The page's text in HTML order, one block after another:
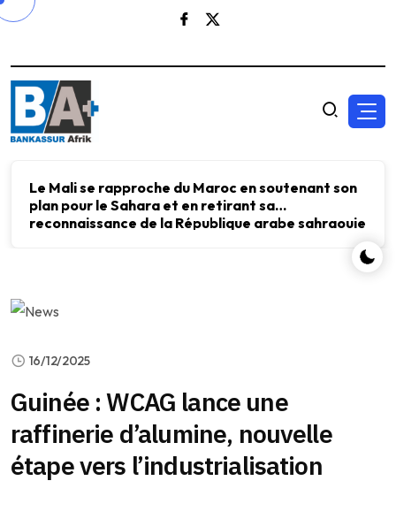
Le Mali se rapproche du Maroc en soutenant son
plan pour le Sahara et en retirant sa
reconnaissance de la République arabe sahraouie
16/12/2025
Guinée : WCAG lance une
raffinerie d’alumine, nouvelle
étape vers l’industrialisation